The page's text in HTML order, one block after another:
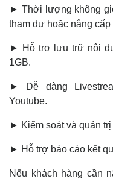
► Thời lượng không
tham dự hoặc nâng
► Hỗ trợ lưu trữ nội
1GB.
► Dễ dàng
Youtube.
► Kiểm soát và quản
► Hỗ trợ báo cáo kết
Nếu khách hàng cần